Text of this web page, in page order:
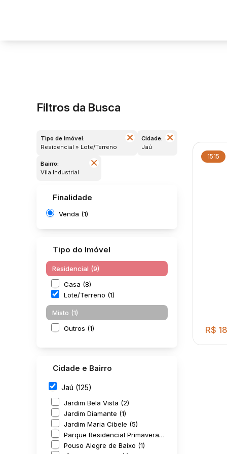
Filtros da Busca
Tipo de Imóvel:
Residencial » Lote/Terreno
Cidade:
Jaú
Bairro:
Vila Industrial
Finalidade
Venda (1)
Tipo do Imóvel
Residencial (9)
Casa (8)
Lote/Terreno (1)
Misto (1)
Outros (1)
Cidade e Bairro
Jaú (125)
Jardim Bela Vista (2)
Jardim Diamante (1)
Jardim Maria Cibele (5)
Parque Residencial Primavera (1)
Pouso Alegre de Baixo (1)
1515
R$